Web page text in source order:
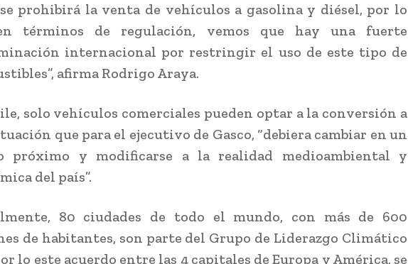
se prohibirá la venta de vehículos a gasolina y diésel, por lo
términos de regulación, vemos que hay una fuerte
internacional por restringir el uso de este tipo de
afirma Rodrigo Araya.
solo vehículos comerciales pueden optar a la conversión a
que para el ejecutivo de Gasco, “debiera cambiar en un
próximo y modificarse a la realidad medioambiental y
del país”.
80 ciudades de todo el mundo, con más de 600
de habitantes, son parte del Grupo de Liderazgo Climático
lo este acuerdo entre las 4 capitales de Europa y América, se